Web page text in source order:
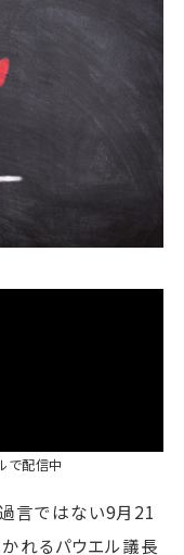
で配信中
言ではない9月21
れるパウエル議長